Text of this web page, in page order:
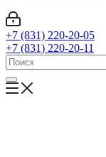
+7 (831) 220-20-05
+7 (831) 220-20-11